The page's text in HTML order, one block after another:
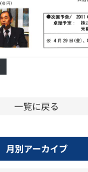
一覧に戻る
月別アーカイブ